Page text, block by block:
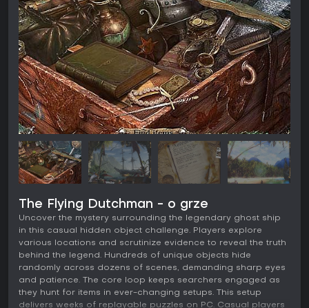
The Flying Dutchman - o grze
Uncover the mystery surrounding the legendary ghost ship
in this casual hidden object challenge. Players explore
various locations and scrutinize evidence to reveal the truth
behind the legend. Hundreds of unique objects hide
randomly across dozens of scenes, demanding sharp eyes
and patience. The core loop keeps searchers engaged as
they hunt for items in ever-changing setups. This setup
delivers weeks of replayable puzzles on PC. Casual players